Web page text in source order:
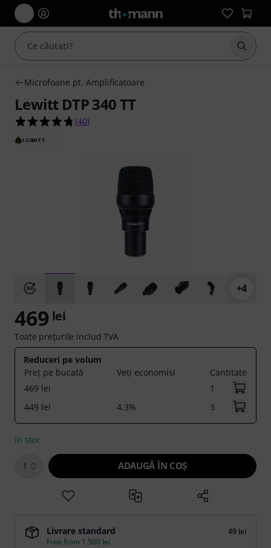
Microfoane pt. Amplificatoare
Lewitt DTP 340 TT
4.7 din 5 stele din 40 evaluări ale clienților
(40)
+4
469 lei
Toate prețurile includ TVA
Reduceri pe volum
Preț pe bucată
Veți economisi
Cantitate
469 lei
1
449 lei
4,3% 3
în stoc
1 ADAUGĂ ÎN COŞ
Livrare standard
49 lei
Free from 1.500 lei